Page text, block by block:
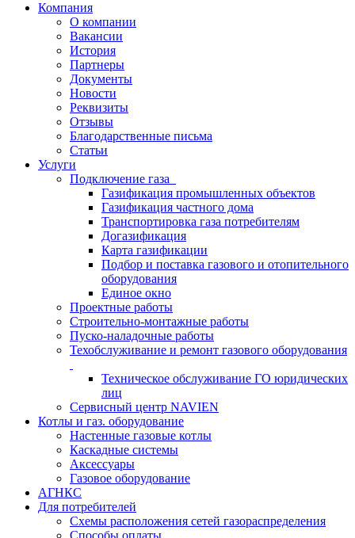
Компания
О компании
Вакансии
История
Партнеры
Документы
Новости
Реквизиты
Отзывы
Благодарственные письма
Статьи
Услуги
Подключение газа
Газификация промышленных объектов
Газификация частного дома
Транспортировка газа потребителям
Догазификация
Карта газификации
Подбор и поставка газового и отопительного
оборудования
Единое окно
Проектные работы
Строительно-монтажные работы
Пуско-наладочные работы
Техобслуживание и ремонт газового оборудования
Техническое обслуживание ГО юридических
лиц
Сервисный центр NAVIEN
Котлы и газ. оборудование
Настенные газовые котлы
Каскадные системы
Аксессуары
Газовое оборудование
АГНКС
Для потребителей
Схемы расположения сетей газораспределения
Способы оплаты